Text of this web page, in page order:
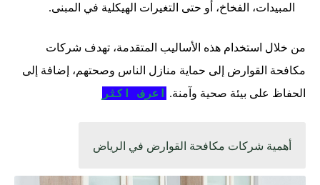
المبيدات، الفخاخ، أو حتى التغيرات الهيكلية في المبنى.
من خلال استخدام هذه الأساليب المتقدمة، تهدف شركات
مكافحة القوارض إلى حماية منازل الناس وصحتهم، إضافة إلى
الحفاظ على بيئة صحية وآمنة. اعرف اكثر
أهمية شركات مكافحة القوارض في الرياض